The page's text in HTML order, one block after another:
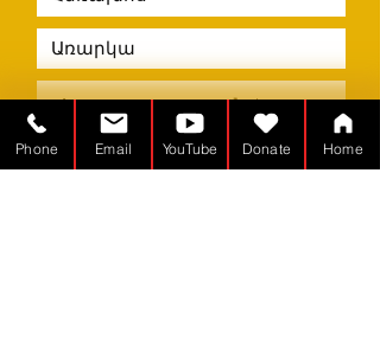
Phone Email YouTube Donate Home